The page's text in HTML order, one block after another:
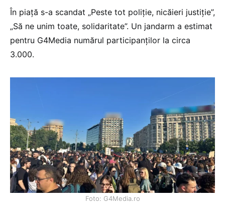
În piață s-a scandat „Peste tot poliție, nicăieri justiție”,
„Să ne unim toate, solidaritate”. Un jandarm a estimat
pentru G4Media numărul participanților la circa
3.000.
Foto: G4Media.ro